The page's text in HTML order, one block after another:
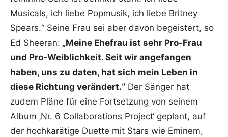
Musicals, ich liebe Popmusik, ich liebe Britney
Spears.“ Seine Frau sei aber davon begeistert, so
Ed Sheeran: „Meine Ehefrau ist sehr Pro-Frau
und Pro-Weiblichkeit. Seit wir angefangen
haben, uns zu daten, hat sich mein Leben in
diese Richtung verändert.“ Der Sänger hat
zudem Pläne für eine Fortsetzung von seinem
Album ‚Nr. 6 Collaborations Project‘ geplant, auf
der hochkarätige Duette mit Stars wie Eminem,